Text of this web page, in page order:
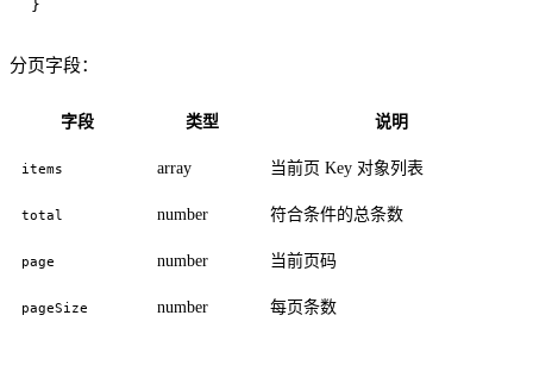
分页字段：
字段 类型 说明
items array 当前页 Key 对象列表
total number 符合条件的总条数
page number 当前页码
pageSize number 每页条数